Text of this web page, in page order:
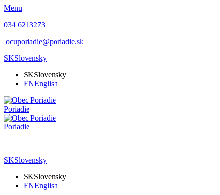
Menu
034 6213273
ocuporiadie@poriadie.sk
SKSlovensky
SKSlovensky
ENEnglish
Poriadie
Poriadie
SKSlovensky
SKSlovensky
ENEnglish